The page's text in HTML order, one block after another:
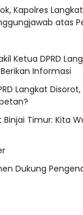
Kapolres
atas
Ketua DPRD
Informasi
Langkat
Timur: Kita
Dukung